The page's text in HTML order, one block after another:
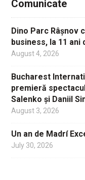
Comunicate
Dino Parc Râșnov
business, la 11 ani
August 4, 2026
Bucharest
premieră
Salenko și Daniil
August 3, 2026
Un an de Madrí
July 30, 2026